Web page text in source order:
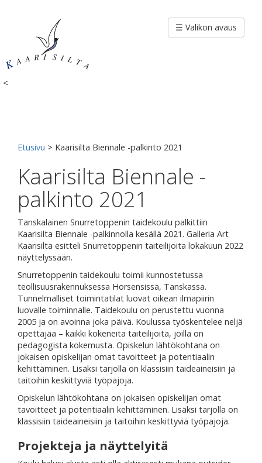
<
☰ Valikon avaus
Etusivu > Kaarisilta Biennale -palkinto 2021
Kaarisilta Biennale -
palkinto 2021
Tanskalainen Snurretoppenin taidekoulu palkittiin
Kaarisilta Biennale -palkinnolla kesällä 2021. Galleria Art
Kaarisilta esitteli Snurretoppenin taiteilijoita lokakuun 2022
näyttelyssään.
Snurretoppenin taidekoulu toimii kunnostetussa
teollisuusrakennuksessa Horsensissa, Tanskassa.
Tunnelmalliset toimintatilat luovat oikean ilmapiirin
luovalle toiminnalle. Taidekoulu on perustettu vuonna
2005 ja on avoinna joka päivä. Koulussa työskentelee neljä
opettajaa – kaikki kokeneita taiteilijoita, joilla on
pedagogista kokemusta. Opiskelun lähtökohtana on
jokaisen opiskelijan omat tavoitteet ja potentiaalin
kehittäminen. Lisäksi tarjolla on klassisiin taideaineisiin ja
taitoihin keskittyviä työpajoja.
Opiskelun lähtökohtana on jokaisen opiskelijan omat
tavoitteet ja potentiaalin kehittäminen. Lisäksi tarjolla on
klassisiin taideaineisiin ja taitoihin keskittyviä työpajoja.
Projekteja ja näyttelyitä